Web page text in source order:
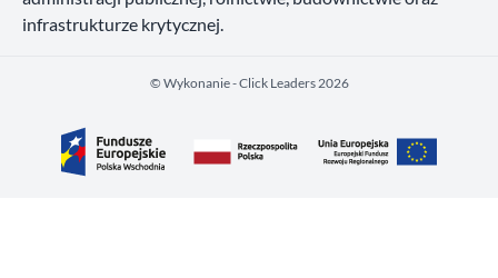
infrastrukturze krytycznej.
©️ Wykonanie - Click Leaders 2026